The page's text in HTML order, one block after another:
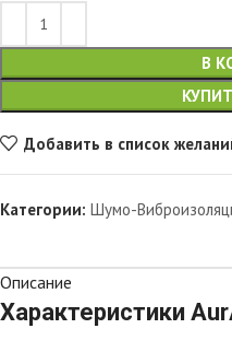
В
Добавить в список
Категории: Шумо-
Описание
Характеристики